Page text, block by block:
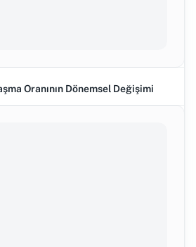
Oranının Dönemsel Değişimi